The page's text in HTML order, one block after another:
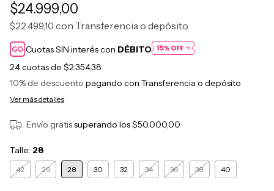
$24.999,00
$22.499,10 con Transferencia o depósito
Cuotas SIN interés con DÉBITO
24cuotas de $2.354,38
10% de descuento pagando con Transferencia o depósito
Ver más detalles
Envío gratissuperando los$50.000,00
Talle: 28
42 26 28 30 32 34 36 38 40